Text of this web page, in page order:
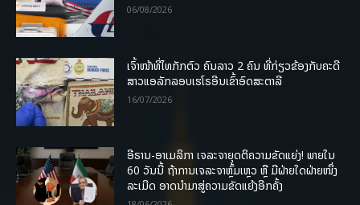
06/08/2026
ເຈົ້າໜ້າທີ່ໄທກັກຕົວ ຄົນລາວ 2 ຄົນ ທີ່ກ່ຽວຂ້ອງກັບຄະດີ
ສາວແອລັກລອບເຮໂຣອີນເຂົ້າອົດສະຕາລີ
16/07/2026
ອີຣານ-ອາເມລິກາ ເຈລະຈາຍຸດຕິຄວາມຂັດແຍ່ງ! ພາຍໃນ
60 ວັນນີ້ ຖ້າການເຈລະຈາຫຼົ້ມເຫຼວ ຫຼື ມີຝ່າຍໃດຝ່າຍໜຶ່ງ
ລະເມີດ ອາດນໍາມາສູ່ຄວາມຂັດແຍ້ງອີກຄັ້ງ